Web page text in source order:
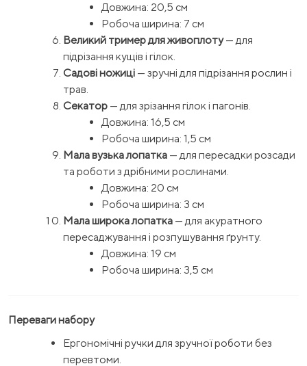
Довжина: 20,5 см
Робоча ширина: 7 см
Великий тример для живоплоту— для
підрізання кущів і гілок.
Садові ножиці — зручні для підрізання рослин і
трав.
Секатор — для зрізання гілок і пагонів.
Довжина: 16,5 см
Робоча ширина: 1,5 см
Мала вузька лопатка — для пересадки розсади
та роботи з дрібними рослинами.
Довжина: 20 см
Робоча ширина: 3 см
Мала широка лопатка — для акуратного
пересаджування і розпушування ґрунту.
Довжина: 19 см
Робоча ширина: 3,5 см
Переваги набору
Ергономічні ручки для зручної роботи без
перевтоми.